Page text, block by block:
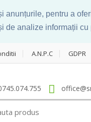
anunțurile, pentru a
de analize informații
A.N.P.C GDPR